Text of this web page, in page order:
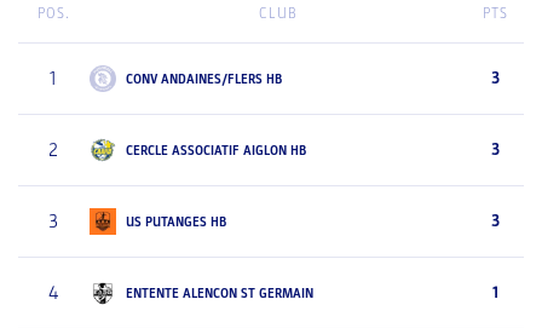
POS. CLUB PTS
1 CONV ANDAINES/FLERS HB 3
2 CERCLE ASSOCIATIF AIGLON HB 3
3 US PUTANGES HB 3
4 ENTENTE ALENCON ST GERMAIN 1